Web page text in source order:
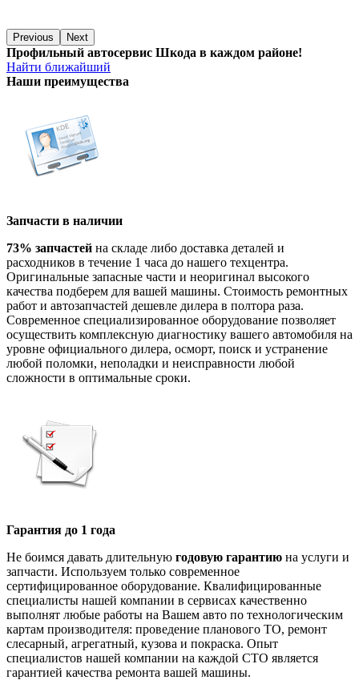
Previous Next
Профильный автосервис Шкода в каждом районе!
Найти ближайший
Наши преимущества
Запчасти в наличии
73% запчастей на складе либо доставка деталей и
расходников в течение 1 часа до нашего техцентра.
Оригинальные запасные части и неоригинал высокого
качества подберем для вашей машины. Стоимость ремонтных
работ и автозапчастей дешевле дилера в полтора раза.
Современное специализированное оборудование позволяет
осуществить комплексную диагностику вашего автомобиля на
уровне официального дилера, осморт, поиск и устранение
любой поломки, неполадки и неисправности любой
сложности в оптимальные сроки.
Гарантия до 1 года
Не боимся давать длительную годовую гарантию на услуги и
запчасти. Используем только современное
сертифицированное оборудование. Квалифицированные
специалисты нашей компании в сервисах качественно
выполнят любые работы на Вашем авто по технологическим
картам производителя: проведение планового ТО, ремонт
слесарный, агрегатный, кузова и покраска. Опыт
специалистов нашей компании на каждой СТО является
гарантией качества ремонта вашей машины.